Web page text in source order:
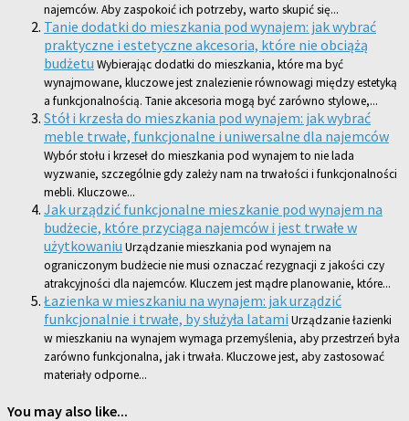
najemców. Aby zaspokoić ich potrzeby, warto skupić się...
Tanie dodatki do mieszkania pod wynajem: jak wybrać
praktyczne i estetyczne akcesoria, które nie obciążą
budżetu Wybierając dodatki do mieszkania, które ma być
wynajmowane, kluczowe jest znalezienie równowagi między estetyką
a funkcjonalnością. Tanie akcesoria mogą być zarówno stylowe,...
Stół i krzesła do mieszkania pod wynajem: jak wybrać
meble trwałe, funkcjonalne i uniwersalne dla najemców
Wybór stołu i krzeseł do mieszkania pod wynajem to nie lada
wyzwanie, szczególnie gdy zależy nam na trwałości i funkcjonalności
mebli. Kluczowe...
Jak urządzić funkcjonalne mieszkanie pod wynajem na
budżecie, które przyciąga najemców i jest trwałe w
użytkowaniu Urządzanie mieszkania pod wynajem na
ograniczonym budżecie nie musi oznaczać rezygnacji z jakości czy
atrakcyjności dla najemców. Kluczem jest mądre planowanie, które...
Łazienka w mieszkaniu na wynajem: jak urządzić
funkcjonalnie i trwałe, by służyła latami Urządzanie łazienki
w mieszkaniu na wynajem wymaga przemyślenia, aby przestrzeń była
zarówno funkcjonalna, jak i trwała. Kluczowe jest, aby zastosować
materiały odporne...
You may also like...